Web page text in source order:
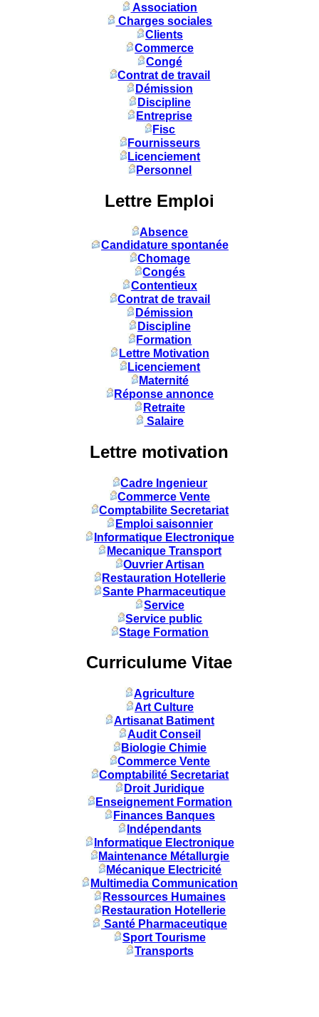
Association
Charges sociales
Clients
Commerce
Congé
Contrat de travail
Démission
Discipline
Entreprise
Fisc
Fournisseurs
Licenciement
Personnel
Lettre Emploi
Absence
Candidature spontanée
Chomage
Congés
Contentieux
Contrat de travail
Démission
Discipline
Formation
Lettre Motivation
Licenciement
Maternité
Réponse annonce
Retraite
Salaire
Lettre motivation
Cadre Ingenieur
Commerce Vente
Comptabilite Secretariat
Emploi saisonnier
Informatique Electronique
Mecanique Transport
Ouvrier Artisan
Restauration Hotellerie
Sante Pharmaceutique
Service
Service public
Stage Formation
Curriculume Vitae
Agriculture
Art Culture
Artisanat Batiment
Audit Conseil
Biologie Chimie
Commerce Vente
Comptabilité Secretariat
Droit Juridique
Enseignement Formation
Finances Banques
Indépendants
Informatique Electronique
Maintenance Métallurgie
Mécanique Electricité
Multimedia Communication
Ressources Humaines
Restauration Hotellerie
Santé Pharmaceutique
Sport Tourisme
Transports